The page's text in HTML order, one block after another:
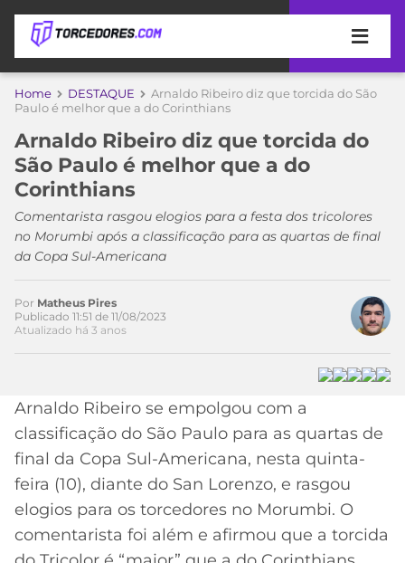
APOSTAS
DE
APOSTA
MELHORES
SITES
DE
APOSTAS
2026
CÓDIGO
DE
INDICAÇÃO
BET365
CÓDIGO
COPA
DO
MUNDO
TIMES
MEU
TIME
CORINTHIANS
SÃO
PAULO
SANTOS
CAMPEONATOS
A
LIBERTADORES
COPA
DO
BRASIL
MERCADO
DA
BOLA
PALPITES
Home DESTAQUE
Arnaldo Ribeiro diz que torcida do São
Paulo é melhor que a do Corinthians
Arnaldo Ribeiro diz que torcida do
São Paulo é melhor que a do
Corinthians
Comentarista rasgou elogios para a festa dos tricolores
no Morumbi após a classificação para as quartas de final
da Copa Sul-Americana
Acesse o perfil do autor
no Twitter
Por Matheus Pires
Publicado 11:51 de 11/08/2023
Atualizado há 3 anos
Arnaldo Ribeiro se empolgou com a
classificação do São Paulo para as quartas de
final da Copa Sul-Americana, nesta quinta-
feira (10), diante do San Lorenzo, e rasgou
elogios para os torcedores no Morumbi. O
comentarista foi além e afirmou que a torcida